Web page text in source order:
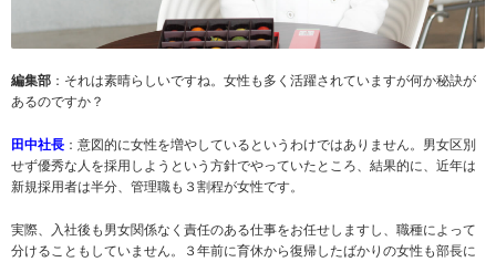
編集部 ：それは素晴らしいですね。女性も多く活躍されていますが何か秘訣が
あるのですか？
田中社長 ：意図的に女性を増やしているというわけではありません。男女区別
せず優秀な人を採用しようという方針でやっていたところ、結果的に、近年は
新規採用者は半分、管理職も３割程が女性です。
実際、入社後も男女関係なく責任のある仕事をお任せしますし、職種によって
分けることもしていません。３年前に育休から復帰したばかりの女性も部長に